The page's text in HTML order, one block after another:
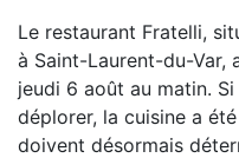
Le restaurant Fratelli,
à Saint-Laurent-du-Var,
jeudi 6 août au matin. Si
déplorer, la cuisine a
doivent désormais